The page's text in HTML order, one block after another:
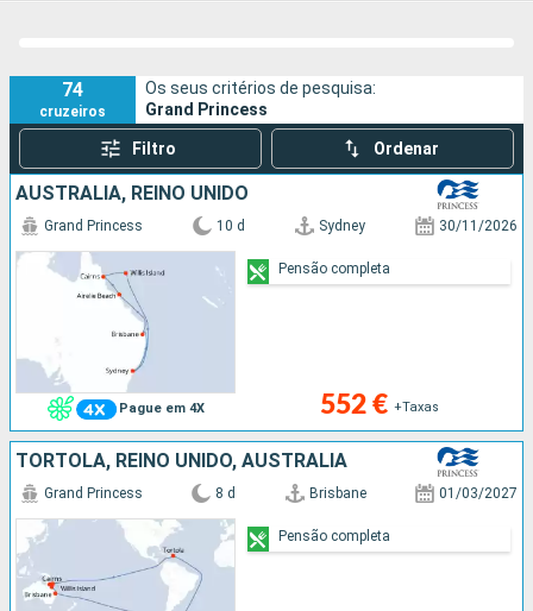
74
cruzeiros
Os seus critérios de pesquisa:
Grand Princess
Filtro Ordenar
AUSTRALIA, REINO UNIDO
Pague em 4X
Grand Princess 10 d Sydney 30/11/2026
552 € +Taxas
Pensão completa
TORTOLA, REINO UNIDO, AUSTRALIA
Grand Princess 8 d Brisbane 01/03/2027
Pensão completa